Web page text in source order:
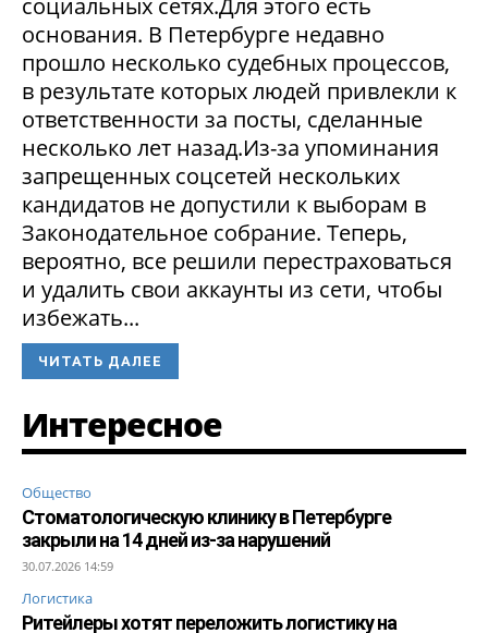
основания. В Петербурге недавно
прошло несколько судебных процессов,
в результате которых людей привлекли к
ответственности за посты, сделанные
несколько лет назад.Из-за упоминания
запрещенных соцсетей нескольких
кандидатов не допустили к выборам в
Законодательное собрание. Теперь,
вероятно, все решили перестраховаться
и удалить свои аккаунты из сети, чтобы
избежать...
ЧИТАТЬ ДАЛЕЕ
Интересное
Общество
Стоматологическую клинику в Петербурге
закрыли на 14 дней из-за нарушений
30.07.2026 14:59
Логистика
Ритейлеры хотят переложить логистику на